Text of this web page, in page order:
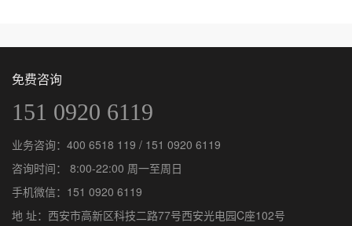
免费咨询
151 0920 6119
业务咨询： 400 6518 119 / 151 0920 6119
咨询时间： 8:00-22:00 周一至周日
手机微信： 151 0920 6119
地 址：西安市高新区科技二路77号西安光电园C座102号